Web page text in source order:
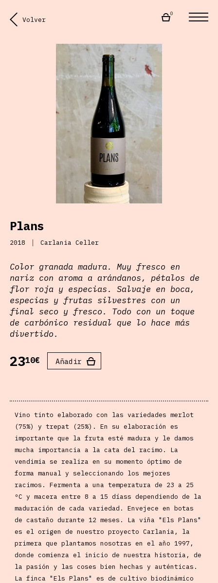
Volver
0
Plans
2018 Carlania Celler
Color granada madura. Muy fresco en
nariz con aroma a arándanos, pétalos de
flor roja y especias. Salvaje en boca,
especias y frutas silvestres con un
final seco y fresco. Todo con un toque
de carbónico residual que lo hace más
divertido.
2310€ Añadir
Vino tinto elaborado con las variedades merlot
(75%) y trepat (25%). En su elaboración es
importante que la fruta esté madura y le damos
mucha importancia a la cata del racimo. La
vendimia se realiza en su momento óptimo de
forma manual y seleccionando los mejores
racimos. Fermenta a una temperatura de 23 a 25
ºC y macera entre 8 a 15 díass dependiendo de la
maduración de cada variedad. Envejece en botas
de castaño durante 12 meses. La viña "Els Plans"
es el origen de nuestro proyecto Carlania, la
primera que plantamos nosotras en el año 1997,
donde comienza el inicio de nuestra historia, de
la pasión y las coses bien hechas y auténticas.
La finca "Els Plans" es de cultivo biodinámico